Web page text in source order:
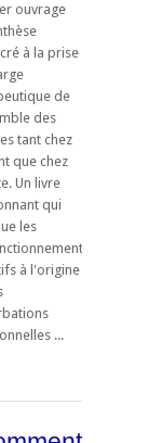
ouvrage
à la prise
de
des
tant chez
que chez
Un livre
qui
les
à l'origine
...